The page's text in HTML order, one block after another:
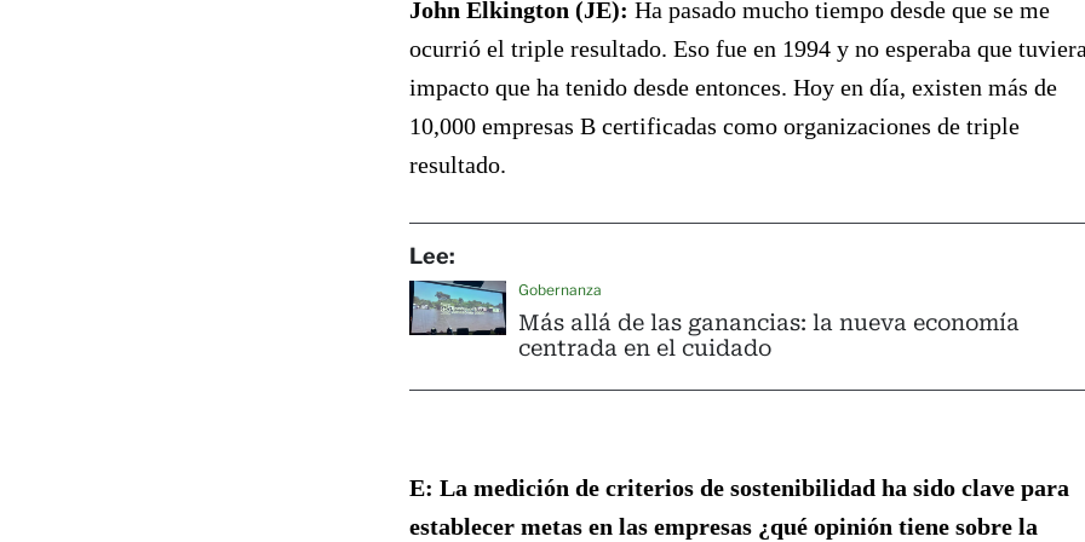
John Elkington (JE): Ha pasado mucho tiempo desde que se me
ocurrió el triple resultado. Eso fue en 1994 y no esperaba que
impacto que ha tenido desde entonces. Hoy en día, existen más de
10,000 empresas B certificadas como organizaciones de triple
resultado.
Lee:
Gobernanza
Más allá de las ganancias: la nueva economía
centrada en el cuidado
E: La medición de criterios de sostenibilidad ha sido clave para
establecer metas en las empresas ¿qué opinión tiene sobre la